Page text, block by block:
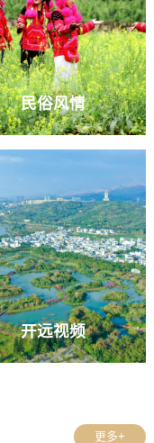
民俗风情
开远视频
更多+